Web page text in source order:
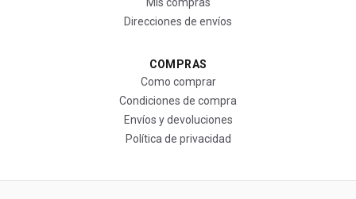
Direcciones de envíos
COMPRAS
Como comprar
Condiciones de compra
Envíos y devoluciones
Política de privacidad